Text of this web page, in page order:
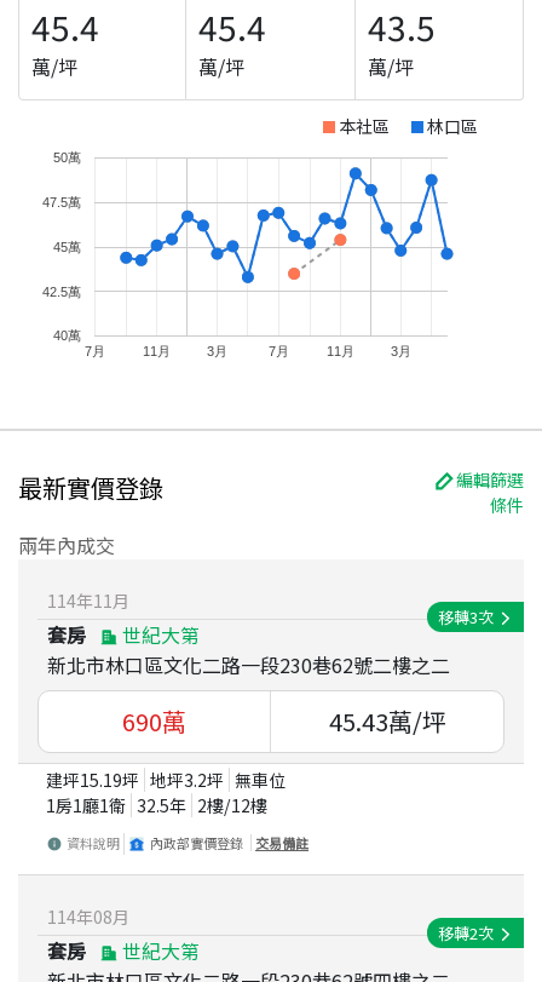
45.4
萬/坪
45.4
萬/坪
43.5
萬/坪
本社區 林口區
7月 11月 3月 7月 11月 3月
40萬
42.5萬
45萬
47.5萬
50萬
最新實價登錄
編輯篩選
條件
兩年內成交
114年11 月
套房
世紀大第
新北市林口區文化二路一段230巷62號二樓之二
移轉3次
690萬 45.43萬/坪
建坪15.19坪 地坪3.2坪 無車位
1房1廳1衛 32.5年 2樓/12樓
資料說明 內政部實價登錄 交易備註
114年08月
套房
世紀大第
移轉2次